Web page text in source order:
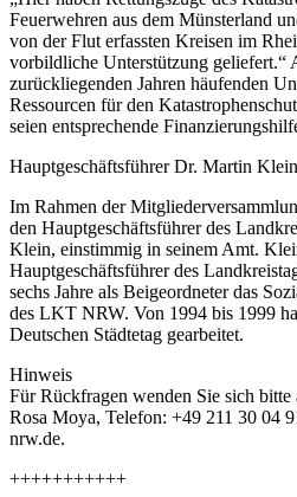
Feuerwehren aus dem Münsterland
von der Flut erfassten Kreisen im
vorbildliche Unterstützung geliefert.“
zurückliegenden Jahren häufenden
Ressourcen für den
seien entsprechende
Hauptgeschäftsführer Dr. Martin
Im Rahmen der
den Hauptgeschäftsführer des
Klein, einstimmig in seinem Amt.
Hauptgeschäftsführer des
sechs Jahre als Beigeordneter das
des LKT NRW. Von 1994 bis 1999
Deutschen Städtetag gearbeitet.
Hinweis
Für Rückfragen wenden Sie sich bitte
Rosa Moya, Telefon: +49 211 30 04
nrw.de.
+++++++++++